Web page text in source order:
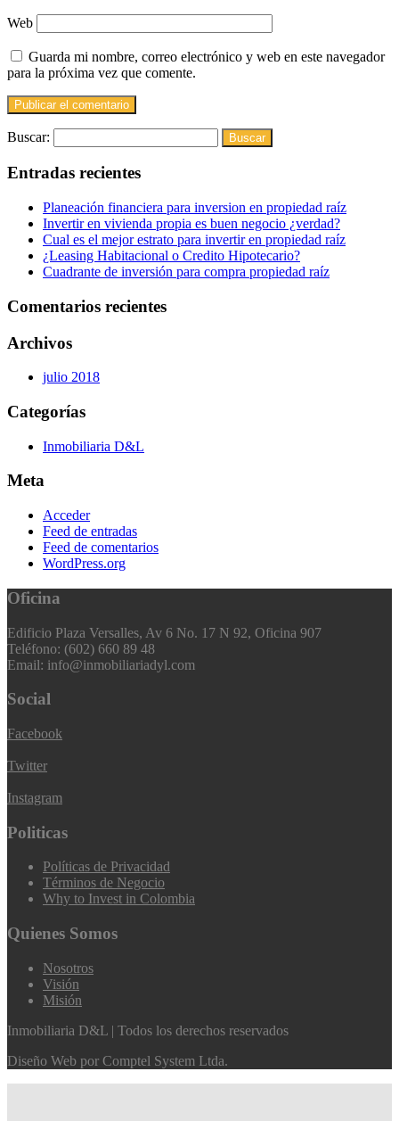
Web
Guarda mi nombre, correo electrónico y web en este navegador
para la próxima vez que comente.
Buscar:
Entradas recientes
Planeación financiera para inversion en propiedad raíz
Invertir en vivienda propia es buen negocio ¿verdad?
Cual es el mejor estrato para invertir en propiedad raíz
¿Leasing Habitacional o Credito Hipotecario?
Cuadrante de inversión para compra propiedad raíz
Comentarios recientes
Archivos
julio 2018
Categorías
Inmobiliaria D&L
Meta
Acceder
Feed de entradas
Feed de comentarios
WordPress.org
Oficina
Edificio Plaza Versalles, Av 6 No. 17 N 92, Oficina 907
Teléfono: (602) 660 89 48
Email: info@inmobiliariadyl.com
Social
Facebook
Twitter
Instagram
Politicas
Políticas de Privacidad
Términos de Negocio
Why to Invest in Colombia
Quienes Somos
Nosotros
Visión
Misión
Inmobiliaria D&L | Todos los derechos reservados
Diseño Web por Comptel System Ltda.